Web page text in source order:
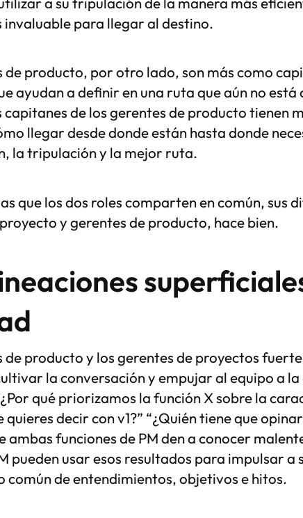
invaluable para llegar al destino.
de producto, por otro lado, son más como
ayudan a definir en una ruta que aún no
capitanes de los gerentes de producto tienen
llegar desde donde están hasta donde
la tripulación y la mejor ruta.
que los dos roles comparten en común, sus
y gerentes de producto, hace bien.
de producto y los gerentes de proyectos
la conversación y empujar al equipo a
qué priorizamos la función X sobre la
decir con v1?” “¿Quién tiene que
ambas funciones de PM den a conocer
pueden usar esos resultados para impulsar a
común de entendimientos, objetivos e hitos.